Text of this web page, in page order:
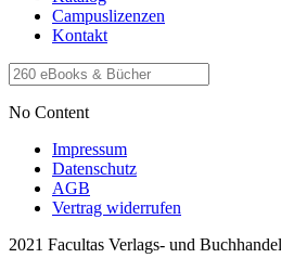
Campuslizenzen
Kontakt
No Content
Impressum
Datenschutz
AGB
Vertrag widerrufen
2021 Facultas Verlags- und